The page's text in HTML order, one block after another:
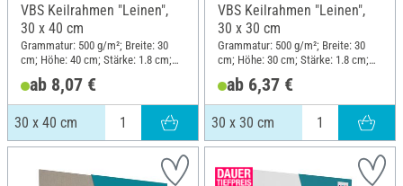
VBS Keilrahmen "Leinen",
30 x 40 cm
Grammatur: 500 g/m²; Breite: 30
cm; Höhe: 40 cm; Stärke: 1.8 cm;
Material: Leinen
ab 8,07 €
30 x 40 cm
VBS Keilrahmen "Leinen",
30 x 30 cm
Grammatur: 500 g/m²; Breite: 30
cm; Höhe: 30 cm; Stärke: 1.8 cm;
Material: Leinen
ab 6,37 €
30 x 30 cm